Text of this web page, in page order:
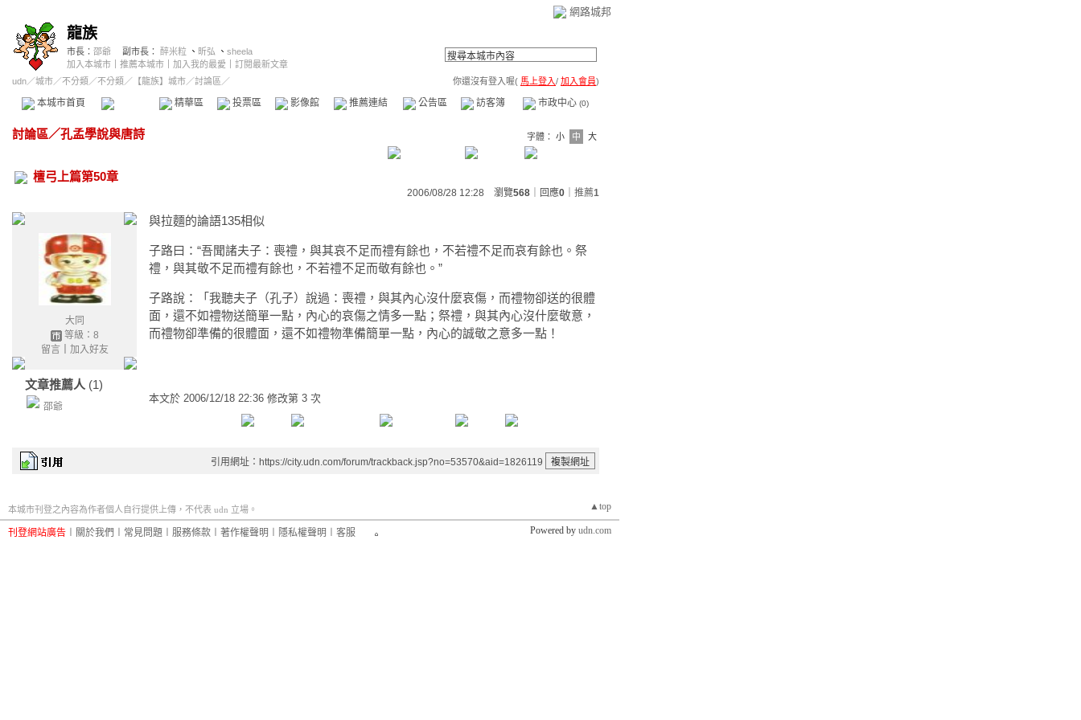
網路城邦
龍族
市長： 邵爺 副市長： 醉米粒 、 昕弘 、 sheela
加入本城市
推薦本城市 加入我的最愛
訂閱最新文章
udn／城市／不分類 ／不分類 ／ 【龍族】城市／討論區／ 你還沒有登入喔( 馬上登入/ 加入會員)
本城市首頁 精華區 投票區 影像館 推薦連結 公告區 訪客簿 市政中心 (0)
討論區／孔孟學說與唐詩 字體： 小 中 大
檀弓上篇第50章
2006/08/28 12:28 瀏覽568 ｜回應0 推薦1
大同
等級：8
留言｜ 加入好友
文章推薦人 (1)
邵爺
與拉麵的論語135相似
子路曰：“吾聞諸夫子：喪禮，與其哀不足而禮有餘也，不若禮不足而哀有餘也。祭
禮，與其敬不足而禮有餘也，不若禮不足而敬有餘也。”
子路說：「我聽夫子（孔子）說過：喪禮，與其內心沒什麼哀傷，而禮物卻送的很體
面，還不如禮物送簡單一點，內心的哀傷之情多一點；祭禮，與其內心沒什麼敬意，
而禮物卻準備的很體面，還不如禮物準備簡單一點，內心的誠敬之意多一點！
本文於 2006/12/18 22:36 修改第 3 次
引用網址：https://city.udn.com/forum/trackback.jsp?no=53570&aid=1826119
▲top
本城市刊登之內容為作者個人自行提供上傳，不代表 udn 立場。
刊登網站廣告 關於我們 常見問題 服務條款 著作權聲明 隱私權聲明 客服 Powered by udn.com